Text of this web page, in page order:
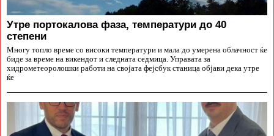
Утре портокалова фаза, температури до 40
степени
Многу топло време со високи температури и мала до умерена облачност ќе
биде за време на викендот и следната седмица. Управата за
хидрометеоролошки работи на својата фејсбук станица објави дека утре
ќе